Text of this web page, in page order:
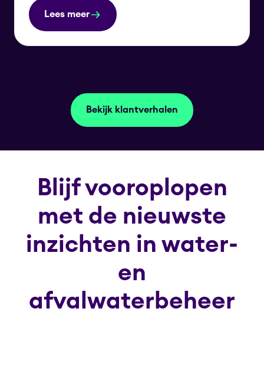
Lees meer
Bekijk klantverhalen
Blijf vooroplopen
met de nieuwste
inzichten in water-
en
afvalwaterbeheer